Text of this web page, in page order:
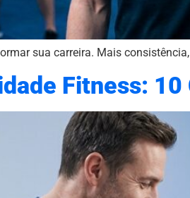
sua carreira. Mais
Fitness: